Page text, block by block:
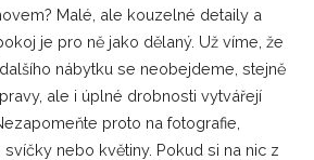
Malé, ale kouzelné detaily a
je pro ně jako dělaný. Už víme, že
nábytku se neobejdeme, stejně
ale i úplné drobnosti vytvářejí
proto na fotografie,
nebo květiny. Pokud si na nic z